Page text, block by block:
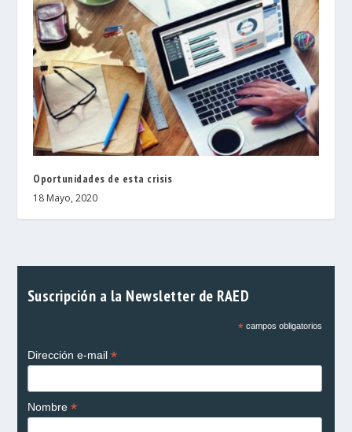
Oportunidades de esta crisis
18 Mayo, 2020
Suscripción a la Newsletter de RAED
*campos obligatorios
Dirección e-mail *
Nombre *